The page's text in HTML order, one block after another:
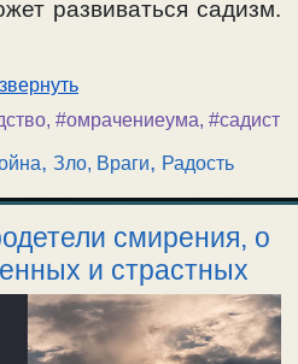
развиваться садизм.
, #омрачениеума, #садист
,Зло, Враги, Радость
смирения, о
и страстных